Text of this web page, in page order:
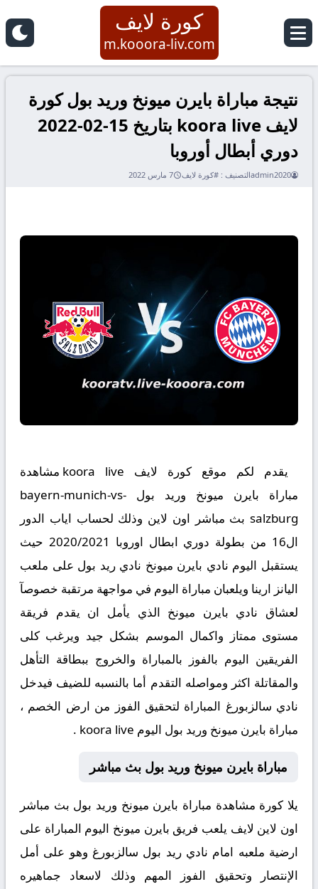
كورة لايف
m.kooora-liv.com
نتيجة مباراة بايرن ميونخ وريد بول كورة
لايف koora live بتاريخ 15-02-2022
دوري أبطال أوروبا
admin2020التصنيف : #كورة لايف 7 مارس 2022
يقدم لكم موقع كورة لايف koora live مشاهدة
مباراة بايرن ميونخ وريد بول bayern-munich-vs-
salzburg بث مباشر اون لاين وذلك لحساب اياب الدور
ال16 من بطولة دوري ابطال اوروبا 2020/2021 حيث
يستقبل اليوم نادي بايرن ميونخ نادي ريد بول على ملعب
اليانز ارينا ويلعبان مباراة اليوم في مواجهة مرتقبة خصوصآ
لعشاق نادي بايرن ميونخ الذي يأمل ان يقدم فريقة
مستوى ممتاز واكمال الموسم بشكل جيد ويرغب كلى
الفريقين اليوم بالفوز بالمباراة والخروج ببطاقة التأهل
والمقاتلة اكثر ومواصله التقدم أما بالنسبه للضيف فيدخل
نادي سالزبورغ المباراة لتحقيق الفوز من ارض الخصم ،
مباراة بايرن ميونخ وريد بول اليوم koora live .
مباراة بايرن ميونخ وريد بول بث مباشر
يلا كورة مشاهدة مباراة بايرن ميونخ وريد بول بث مباشر
اون لاين لايف يلعب فريق بايرن ميونخ اليوم المباراة على
ارضية ملعبه امام نادي ريد بول سالزبورغ وهو على أمل
الإنتصار وتحقيق الفوز المهم وذلك لاسعاد جماهيره